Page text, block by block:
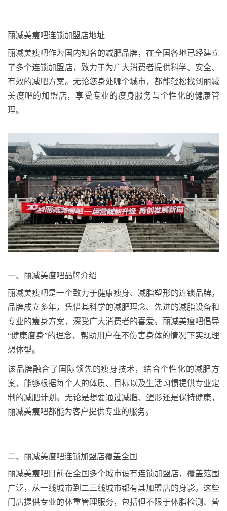
丽减美瘦吧连锁加盟店地址
丽减美瘦吧作为国内知名的减肥品牌，在全国各地已经建立
了多个连锁加盟店，致力于为广大消费者提供科学、安全、
有效的减肥方案。无论您身处哪个城市，都能轻松找到丽减
美瘦吧的加盟店，享受专业的瘦身服务与个性化的健康管
理。
一、丽减美瘦吧品牌介绍
丽减美瘦吧是一个致力于健康瘦身、减脂塑形的连锁品牌。
品牌成立多年，凭借其科学的减肥理念、先进的减脂设备和
专业的瘦身方案，深受广大消费者的喜爱。丽减美瘦吧倡导
“健康瘦身”的理念，帮助用户在不伤害身体的情况下实现理
想体型。
该品牌融合了国际领先的瘦身技术，结合个性化的减肥方
案，能够根据每个人的体质、目标以及生活习惯提供专业定
制的减肥计划。无论是想要通过减脂、塑形还是保持健康，
丽减美瘦吧都能为客户提供专业的服务。
二、丽减美瘦吧连锁加盟店覆盖全国
丽减美瘦吧目前在全国多个城市设有连锁加盟店，覆盖范围
广泛，从一线城市到二三线城市都有其加盟店的身影。这些
门店提供专业的体重管理服务，包括但不限于体脂检测、营